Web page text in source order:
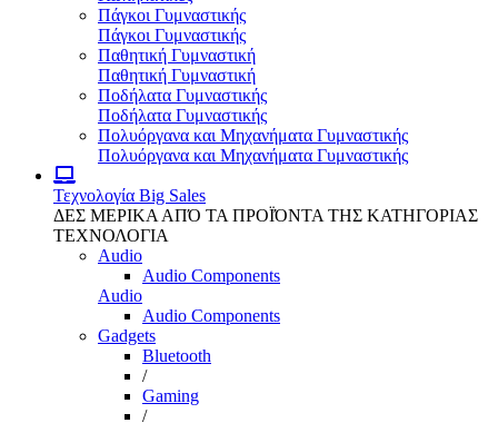
Πάγκοι Γυμναστικής
Πάγκοι Γυμναστικής
Παθητική Γυμναστική
Παθητική Γυμναστική
Ποδήλατα Γυμναστικής
Ποδήλατα Γυμναστικής
Πολυόργανα και Μηχανήματα Γυμναστικής
Πολυόργανα και Μηχανήματα Γυμναστικής
Τεχνολογία Big Sales
ΔΕΣ ΜΕΡΙΚΑ ΑΠΌ ΤΑ ΠΡΟΪΌΝΤΑ ΤΗΣ ΚΑΤΗΓΟΡΙΑΣ
ΤΕΧΝΟΛΟΓΙΑ
Audio
Audio Components
Audio
Audio Components
Gadgets
Bluetooth
/
Gaming
/